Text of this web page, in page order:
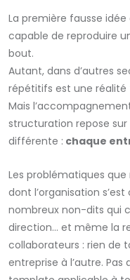
La première fausse idée
capable de reproduire
bout.
Autant, dans d’autres
répétitifs est une
Mais
structuration repose
différente : chaque
Les problématiques
dont l’organisation
nombreux non-dits qui
direction… et même la
collaborateurs : rien de
entreprise à l’autre.